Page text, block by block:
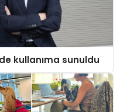
kullanıma sunuldu